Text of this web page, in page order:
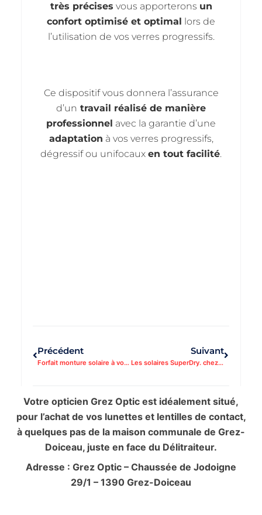
très précises vous apporterons un
confort optimisé et optimal lors de
l’utilisation de vos verres progressifs.
Ce dispositif vous donnera l’assurance
d’un travail réalisé de manière
professionnel avec la garantie d’une
adaptation à vos verres progressifs,
dégressif ou unifocaux en tout facilité.
Précédent
Forfait monture solaire à votre vue
Suivant
Les solaires SuperDry. chez votre Opticien Grez Optic
Votre opticien Grez Optic est idéalement situé,
pour l’achat de vos lunettes et lentilles de contact,
à quelques pas de la maison communale de Grez-
Doiceau, juste en face du Délitraiteur.
Adresse : Grez Optic – Chaussée de Jodoigne
29/1 – 1390 Grez-Doiceau